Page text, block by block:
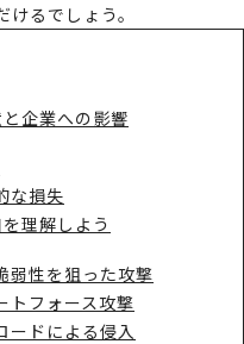
るでしょう。
企業への影響
な損失
理解しよう
弱性を狙った攻撃
トフォース攻撃
ードによる侵入